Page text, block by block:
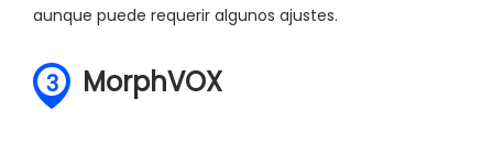
aunque puede requerir algunos ajustes.
3 MorphVOX